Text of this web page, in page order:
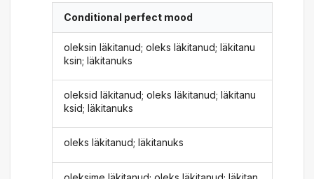
Conditional perfect mood
oleksin läkitanud; oleks läkitanud; läkitanu
ksin; läkitanuks
oleksid läkitanud; oleks läkitanud; läkitanu
ksid; läkitanuks
oleks läkitanud; läkitanuks